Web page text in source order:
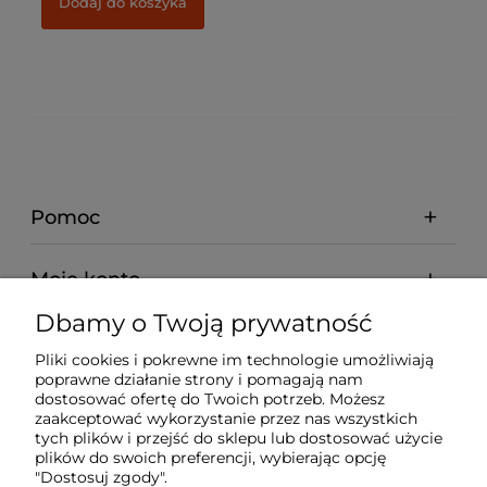
Pomoc
Moje konto
Płatności i dostawa
O nas
Dbamy o Twoją prywatność
Pliki cookies i pokrewne im technologie umożliwiają
poprawne działanie strony i pomagają nam
dostosować ofertę do Twoich potrzeb. Możesz
zaakceptować wykorzystanie przez nas wszystkich
tych plików i przejść do sklepu lub dostosować użycie
plików do swoich preferencji, wybierając opcję
"Dostosuj zgody".